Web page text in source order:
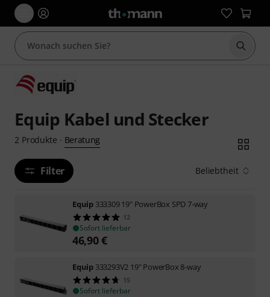
Suche
Equip Kabel und Stecker
2 Produkte · Beratung
Filter Beliebtheit
Equip 333309 19" PowerBox SPD 7-way
12
Sofort lieferbar
46,90€
Equip 333293V2 19" PowerBox 8-way
15
Sofort lieferbar